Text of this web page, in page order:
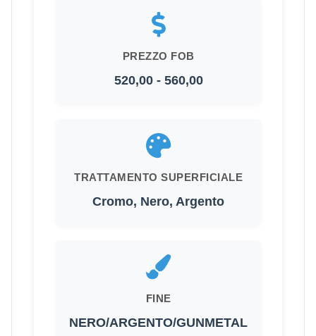
PREZZO FOB
520,00 - 560,00
TRATTAMENTO SUPERFICIALE
Cromo, Nero, Argento
FINE
NERO/ARGENTO/GUNMETAL